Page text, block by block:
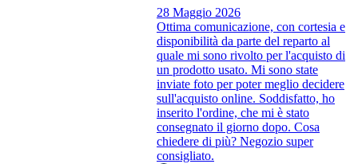
28 Maggio 2026
Ottima comunicazione, con cortesia e
disponibilità da parte del reparto al
quale mi sono rivolto per l'acquisto di
un prodotto usato. Mi sono state
inviate foto per poter meglio decidere
sull'acquisto online. Soddisfatto, ho
inserito l'ordine, che mi è stato
consegnato il giorno dopo. Cosa
chiedere di più? Negozio super
consigliato.